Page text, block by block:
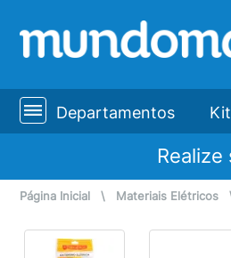
Departamentos
Página Inicial \ Materiais Elétricos